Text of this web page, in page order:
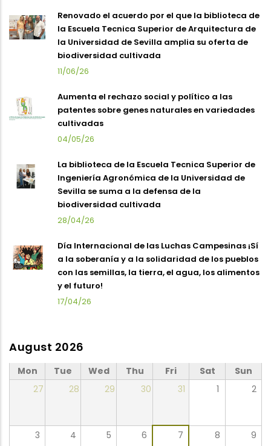
Renovado el acuerdo por el que la biblioteca de
la Escuela Tecnica Superior de Arquitectura de
la Universidad de Sevilla amplia su oferta de
biodiversidad cultivada
11/06/26
Aumenta el rechazo social y político a las
patentes sobre genes naturales en variedades
cultivadas
04/05/26
La biblioteca de la Escuela Tecnica Superior de
Ingeniería Agronómica de la Universidad de
Sevilla se suma a la defensa de la
biodiversidad cultivada
28/04/26
Día Internacional de las Luchas Campesinas ¡Sí
a la soberanía y a la solidaridad de los pueblos
con las semillas, la tierra, el agua, los alimentos
y el futuro!
17/04/26
August 2026
Mon Tue Wed Thu Fri Sat
Sun
27
28 29 30 31 1 2
3 4 5 6 7 8 9